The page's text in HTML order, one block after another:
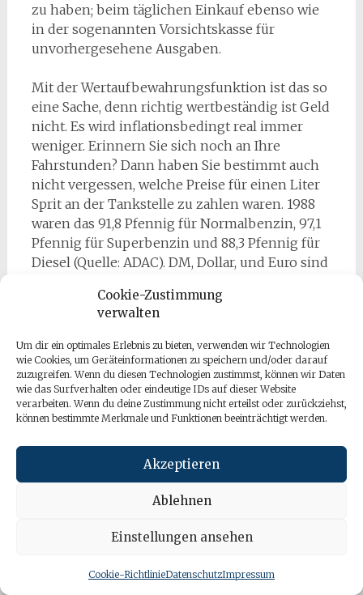
Cookie-Zustimmung
verwalten
Um dir ein optimales Erlebnis zu bieten, verwenden wir Technologien
wie Cookies, um Geräteinformationen zu speichern und/oder darauf
zuzugreifen. Wenn du diesen Technologien zustimmst, können wir Daten
wie das Surfverhalten oder eindeutige IDs auf dieser Website
verarbeiten. Wenn du deine Zustimmung nicht erteilst oder zurückziehst,
können bestimmte Merkmale und Funktionen beeinträchtigt werden.
Akzeptieren
Ablehnen
Einstellungen ansehen
Cookie-RichtlinieDatenschutzImpressum
zu haben; beim täglichen Einkauf ebenso wie
in der sogenannten Vorsichtskasse für
unvorhergesehene Ausgaben.
Mit der Wertaufbewahrungsfunktion ist das so
eine Sache, denn richtig wertbeständig ist Geld
nicht. Es wird inflationsbedingt real immer
weniger. Erinnern Sie sich noch an Ihre
Fahrstunden? Dann haben Sie bestimmt auch
nicht vergessen, welche Preise für einen Liter
Sprit an der Tankstelle zu zahlen waren. 1988
waren das 91,8 Pfennig für Normalbenzin, 97,1
Pfennig für Superbenzin und 88,3 Pfennig für
Diesel (Quelle: ADAC). DM, Dollar, und Euro sind
verlieren ständig an Kaufkraft. Also ist auch
hier anders denken gefragt. Wer Gold hat, hat
immer Geld! Historisch gesehen hat Gold
immer seinen Wert gehalten. Daher kann es
sehr sinnvoll sein, sich mit diesem stabilen
Geld zu bevorraten, statt Papiergeld für den Fall
der Fälle auf die hohe Kante zu legen. Da liegt
Weil wir Sie auch beim Thema Geld auf andere
als ganz besonderes Angebot die
Goldsparwochen. Neben allen Einkaufs-,
Steuer- und Aufbewahrungsvorteilen
honorieren wir Ihren Auftrag bei Neuabschluss
eines Solit Edelmetalldepots mit einer Sparrate